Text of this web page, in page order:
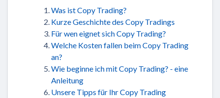
Was ist Copy Trading?
Kurze Geschichte des Copy Tradings
Für wen eignet sich Copy Trading?
Welche Kosten fallen beim Copy Trading
an?
Wie beginne ich mit Copy Trading? - eine
Anleitung
Unsere Tipps für Ihr Copy Trading